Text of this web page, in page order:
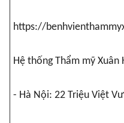
https://
Hệ thống Thẩm mỹ Xuân
- Hà Nội: 22 Triệu Việt